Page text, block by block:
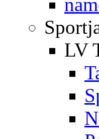
LV